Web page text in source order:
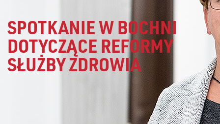
SPOTKANIE W BOCHNI
DOTYCZĄCE REFORMY
SŁUŻBY ZDROWIA